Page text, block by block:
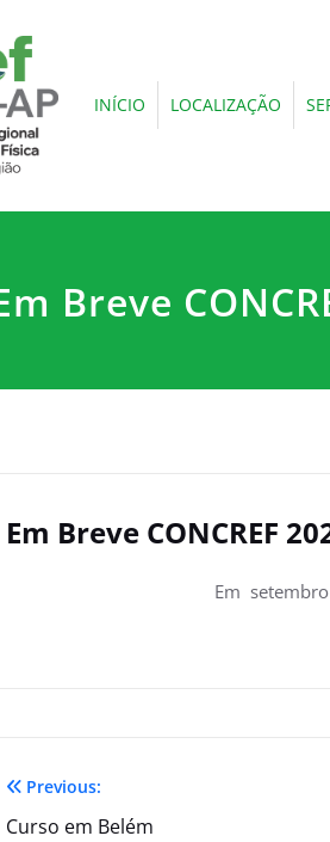
INÍCIO LOCALIZAÇÃO
Breve
Em Breve CONCREF
Em setembro
Previous:
Curso em Belém